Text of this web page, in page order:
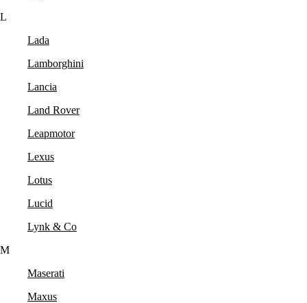
L
Lada
Lamborghini
Lancia
Land Rover
Leapmotor
Lexus
Lotus
Lucid
Lynk & Co
M
Maserati
Maxus